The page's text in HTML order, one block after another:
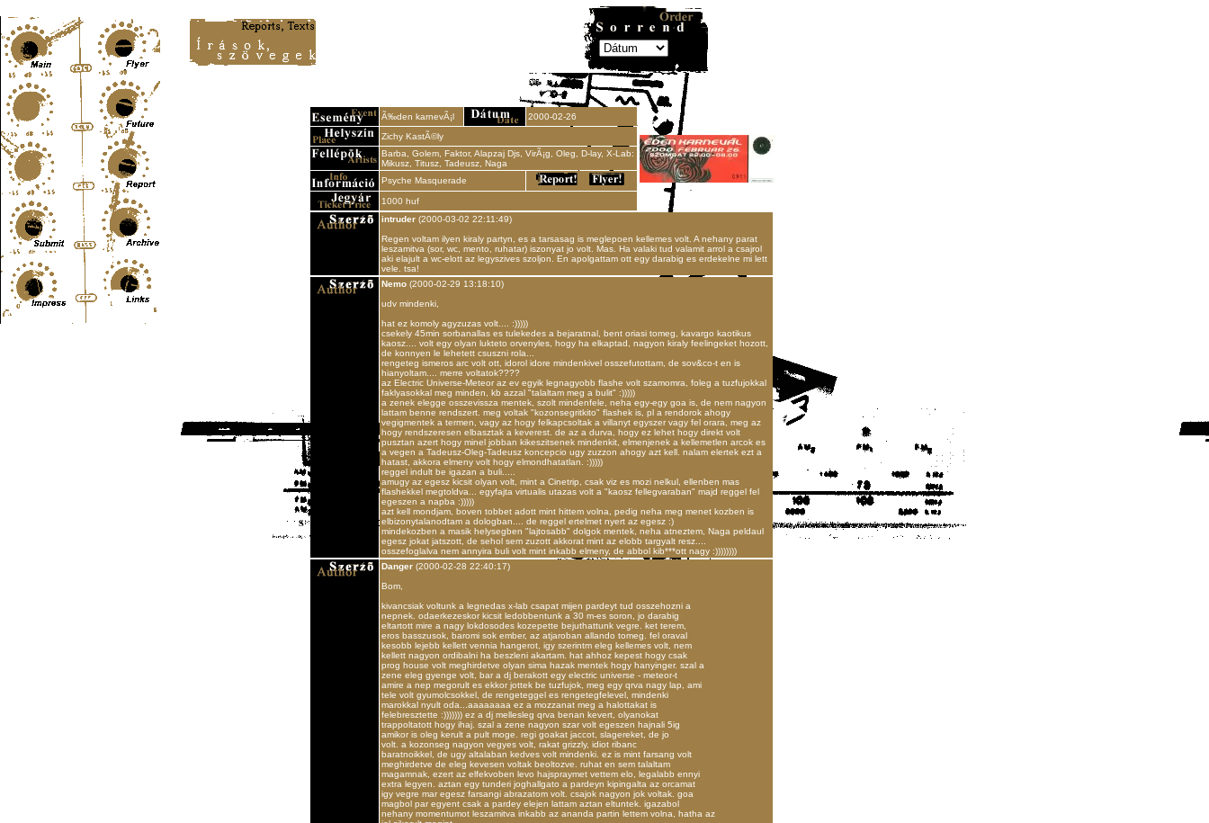
Ã‰den karnevÃ¡l
2000-02-26
Zichy KastÃ©ly
Barba, Golem, Faktor, Alapzaj Djs, VirÃ¡g, Oleg, D-lay, X-Lab:
Mikusz, Titusz, Tadeusz, Naga
Psyche Masquerade
1000 huf
intruder (2000-03-02 22:11:49)
Regen voltam ilyen kiraly partyn, es a tarsasag is meglepoen kellemes volt. A nehany parat
leszamitva (sor, wc, mento, ruhatar) iszonyat jo volt. Mas. Ha valaki tud valamit arrol a csajrol
aki elajult a wc-elott az legyszives szoljon. En apolgattam ott egy darabig es erdekelne mi lett
vele. tsa!
Nemo (2000-02-29 13:18:10)
udv mindenki,
hat ez komoly agyzuzas volt.... :)))))
csekely 45min sorbanallas es tulekedes a bejaratnal, bent oriasi tomeg, kavargo kaotikus
kaosz.... volt egy olyan lukteto orvenyles, hogy ha elkaptad, nagyon kiraly feelingeket hozott,
de konnyen le lehetett csuszni rola...
rengeteg ismeros arc volt ott, idorol idore mindenkivel osszefutottam, de sov&co-t en is
hianyoltam.... merre voltatok????
az Electric Universe-Meteor az ev egyik legnagyobb flashe volt szamomra, foleg a tuzfujokkal
faklyasokkal meg minden, kb azzal "talaltam meg a bulit" :)))))
a zenek elegge osszevissza mentek, szolt mindenfele, neha egy-egy goa is, de nem nagyon
lattam benne rendszert. meg voltak "kozonsegritkito" flashek is, pl a rendorok ahogy
vegigmentek a termen, vagy az hogy felkapcsoltak a villanyt egyszer vagy fel orara, meg az
hogy rendszeresen elbasztak a keverest. de az a durva, hogy ez lehet hogy direkt volt
pusztan azert hogy minel jobban kikeszitsenek mindenkit, elmenjenek a kellemetlen arcok es
a vegen a Tadeusz-Oleg-Tadeusz koncepcio ugy zuzzon ahogy azt kell. nalam elertek ezt a
hatast, akkora elmeny volt hogy elmondhatatlan. :)))))
reggel indult be igazan a buli.....
amugy az egesz kicsit olyan volt, mint a Cinetrip, csak viz es mozi nelkul, ellenben mas
flashekkel megtoldva... egyfajta virtualis utazas volt a "kaosz fellegvaraban" majd reggel fel
egeszen a napba :)))))
azt kell mondjam, boven tobbet adott mint hittem volna, pedig neha meg menet kozben is
elbizonytalanodtam a dologban.... de reggel ertelmet nyert az egesz :)
mindekozben a masik helysegben "lajtosabb" dolgok mentek, neha atneztem, Naga peldaul
egesz jokat jatszott, de sehol sem zuzott akkorat mint az elobb targyalt resz....
osszefoglalva nem annyira buli volt mint inkabb elmeny, de abbol kib***ott nagy :))))))))
Danger (2000-02-28 22:40:17)
Bom,
kivancsiak voltunk a legnedas x-lab csapat mijen pardeyt tud osszehozni a
nepnek. odaerkezeskor kicsit ledobbentunk a 30 m-es soron, jo darabig
eltartott mire a nagy lokdosodes kozepette bejuthattunk vegre. ket terem,
eros basszusok, baromi sok ember, az atjaroban allando tomeg. fel oraval
kesobb lejebb kellett vennia hangerot, igy szerintm eleg kellemes volt, nem
kellett nagyon ordibalni ha beszleni akartam. hat ahhoz kepest hogy csak
prog house volt meghirdetve olyan sima hazak mentek hogy hanyinger. szal a
zene eleg gyenge volt, bar a dj berakott egy electric universe - meteor-t
amire a nep megorult es ekkor jottek be tuzfujok, meg egy qrva nagy lap, ami
tele volt gyumolcsokkel, de rengeteggel es rengetegfelevel, mindenki
marokkal nyult oda...aaaaaaaa ez a mozzanat meg a halottakat is
felebresztette :))))))) ez a dj mellesleg qrva benan kevert, olyanokat
trappoltatott hogy ihaj. szal a zene nagyon szar volt egeszen hajnali 5ig
amikor is oleg kerult a pult moge. regi goakat jaccot, slagereket, de jo
volt. a kozonseg nagyon vegyes volt, rakat grizzly, idiot ribanc
baratnoikkel, de ugy altalaban kedves volt mindenki. ez is mint farsang volt
meghirdetve de eleg kevesen voltak beoltozve. ruhat en sem talaltam
magamnak, ezert az elfekvoben levo hajspraymet vettem elo, legalabb ennyi
extra legyen. aztan egy tunderi joghallgato a pardeyn kipingalta az orcamat
igy vegre mar egesz farsangi abrazatom volt. csajok nagyon jok voltak. goa
magbol par egyent csak a pardey elejen lattam aztan eltuntek. igazabol
nehany momentumot leszamitva inkabb az ananda partin lettem volna, hatha az